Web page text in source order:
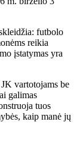
futbolo
reikia
įstatymas yra
vartotojams be
galimas
tuos
kaip manė jų